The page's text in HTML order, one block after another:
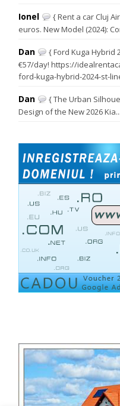
Ionel
{ Rent a car Cluj
euros. New Model (2024):
Dan
{ Ford Kuga Hybrid
€57/day! https://
ford-kuga-hybrid-2024-st-
Dan
{ The Urban
Design of the New 2026